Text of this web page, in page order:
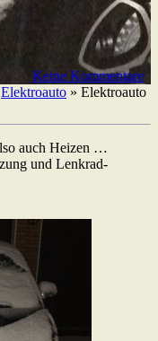
Keine Kommentare
Elektroauto » Elektroauto
auch Heizen …
und Lenkrad-